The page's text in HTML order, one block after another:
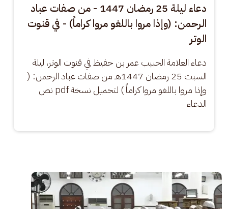
دعاء ليلة 25 رمضان 1447 - من صفات عباد
الرحمن: (وإذا مروا باللغو مروا كراماً) - في قنوت
الوتر
دعاء العلامة الحبيب عمر بن حفيظ في قنوت الوتر، ليلة
السبت 25 رمضان 1447هـ من صفات عباد الرحمن: (
وإذا مروا باللغو مروا كراماً ) لتحميل نسخة pdf نص
الدعاء
الصورة